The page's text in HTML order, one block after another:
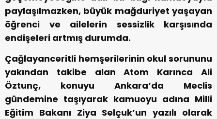
paylaşılmazken, büyük mağduriyet yaşayan
öğrenci ve ailelerin sessizlik karşısında
endişeleri artmış durumda.
Çağlayanceritli hemşerilerinin okul sorununu
yakından takibe alan Atom Karınca Ali
Öztunç, konuyu Ankara’da Meclis
gündemine taşıyarak kamuoyu adına Milli
Eğitim Bakanı Ziya Selçuk’un yazılı olarak